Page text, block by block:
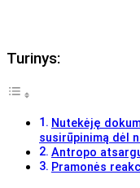
Turinys:
Nutekėję
susirūpinimą dėl
Antropo
Pramonės